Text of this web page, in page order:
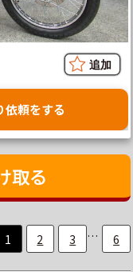
依頼をする
取る
1 2 3 … 6